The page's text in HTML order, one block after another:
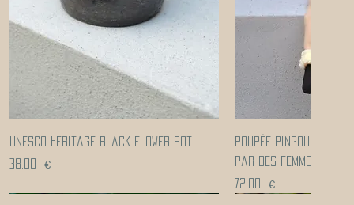
Aperçu rapide
UNESCO heritage black flower pot
Prix
38,00 €
Aperçu
Poupée pingouin
par des femmes
Prix
72,00 €